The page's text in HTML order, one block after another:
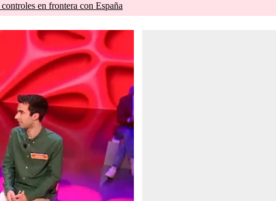
en frontera con España